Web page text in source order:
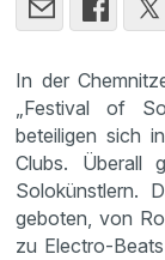
In der
„Festival of
beteiligen sich
Clubs. Überall
Solokünstlern.
geboten, von
zu Electro-